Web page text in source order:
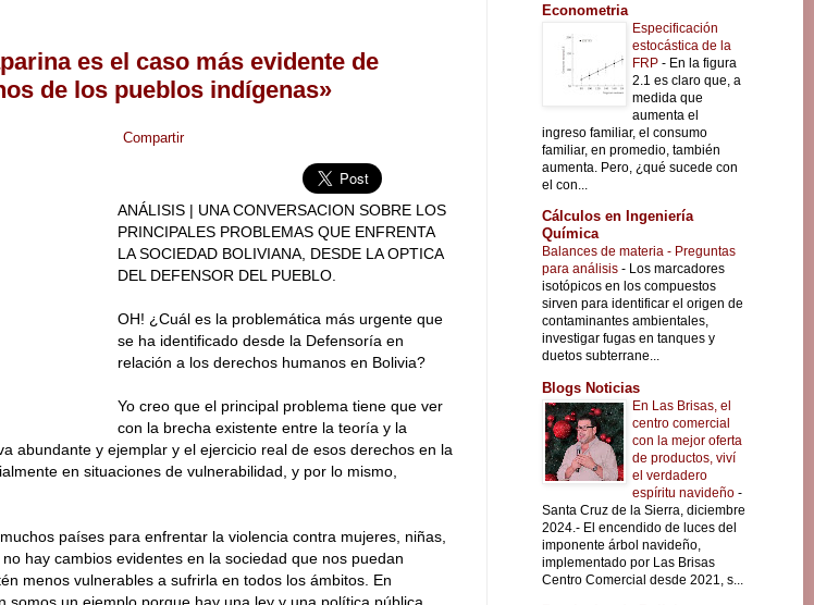
es el caso más evidente de
de los pueblos indígenas»
Compartir
ANÁLISIS | UNA CONVERSACION SOBRE LOS
PRINCIPALES PROBLEMAS QUE ENFRENTA
LA SOCIEDAD BOLIVIANA, DESDE LA OPTICA
DEL DEFENSOR DEL PUEBLO.
OH! ¿Cuál es la problemática más urgente que
se ha identificado desde la Defensoría en
relación a los derechos humanos en Bolivia?
Yo creo que el principal problema tiene que ver
con la brecha existente entre la teoría y la
abundante y ejemplar y el ejercicio real de esos derechos en la
en situaciones de vulnerabilidad, y por lo mismo,
países para enfrentar la violencia contra mujeres, niñas,
hay cambios evidentes en la sociedad que nos puedan
menos vulnerables a sufrirla en todos los ámbitos. En
Econometria
Especificación
estocástica de la
FRP - En la figura
2.1 es claro que, a
medida que
aumenta el
ingreso familiar, el consumo
familiar, en promedio, también
aumenta. Pero, ¿qué sucede con
el con...
Cálculos en Ingeniería
Química
Balances de materia - Preguntas
para análisis - Los marcadores
isotópicos en los compuestos
sirven para identificar el origen de
contaminantes ambientales,
investigar fugas en tanques y
duetos subterrane...
Blogs Noticias
En Las Brisas, el
centro comercial
con la mejor oferta
de productos, viví
el verdadero
espíritu navideño -
Santa Cruz de la Sierra, diciembre
2024.- El encendido de luces del
imponente árbol navideño,
implementado por Las Brisas
Centro Comercial desde 2021, s...